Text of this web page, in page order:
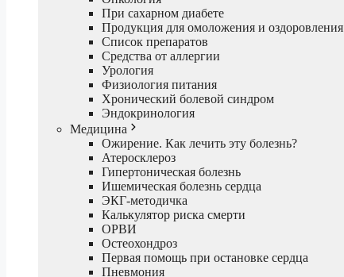
При сахарном диабете
Продукция для омоложения и оздоровления
Список препаратов
Средства от аллергии
Урология
Физиология питания
Хронический болевой синдром
Эндокринология
Медицина
Ожирение. Как лечить эту болезнь?
Атеросклероз
Гипертоническая болезнь
Ишемическая болезнь сердца
ЭКГ-методичка
Калькулятор риска смерти
ОРВИ
Остеохондроз
Первая помощь при остановке сердца
Пневмония